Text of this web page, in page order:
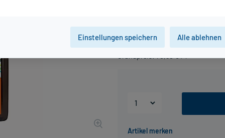
14,10 €
Grundpreis: 70,50 € / l
Einstellungen speichern Alle ablehnen